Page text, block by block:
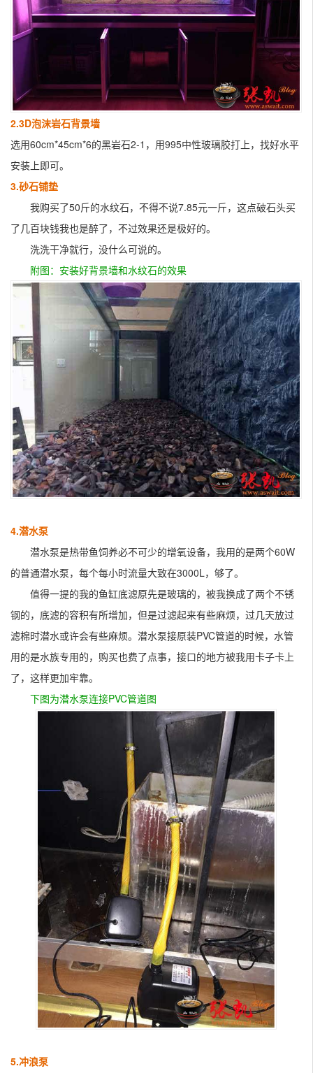
2.3D泡沫岩石背景墙
选用60cm*45cm*6的黑岩石2-1，用995中性玻璃胶打上，找好水平
安装上即可。
3.砂石铺垫
我购买了50斤的水纹石，不得不说7.85元一斤，这点破石头买
了几百块钱我也是醉了，不过效果还是极好的。
洗洗干净就行，没什么可说的。
附图：安装好背景墙和水纹石的效果
4.潜水泵
潜水泵是热带鱼饲养必不可少的增氧设备，我用的是两个60W
的普通潜水泵，每个每小时流量大致在3000L，够了。
值得一提的我的鱼缸底滤原先是玻璃的，被我换成了两个不锈
钢的，底滤的容积有所增加，但是过滤起来有些麻烦，过几天放过
滤棉时潜水或许会有些麻烦。潜水泵接原装PVC管道的时候，水管
用的是水族专用的，购买也费了点事，接口的地方被我用卡子卡上
了，这样更加牢靠。
下图为潜水泵连接PVC管道图
5.冲浪泵